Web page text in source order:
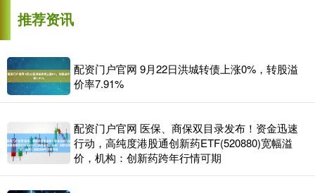
推荐资讯
配资门户官网 9月22日洪城转债上涨0%，转股溢
价率7.91%
配资门户官网 医保、商保双目录发布！资金迅速
行动，高纯度港股通创新药ETF(520880)宽幅溢
价，机构：创新药跨年行情可期